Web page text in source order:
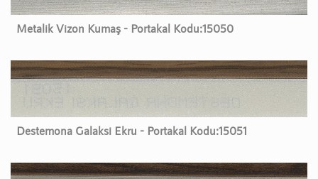
Metalik Vizon Kumaş - Portakal Kodu:15050
Destemona Galaksi Ekru - Portakal Kodu:15051